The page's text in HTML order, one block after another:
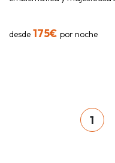
desde 175€ por noche
1